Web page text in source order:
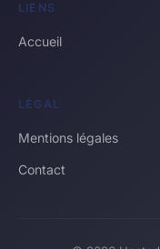
LIENS
Accueil
LÉGAL
Mentions légales
Contact